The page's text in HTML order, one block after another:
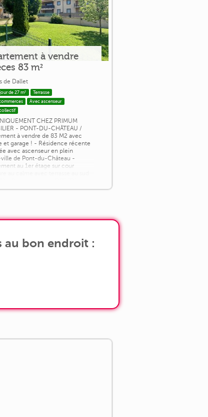
à vendre
83 m²
de Dallet
de 27 m²
Terrasse
Avec ascenseur
CHEZ PRIMUM
- PONT-DU-CHÂTEAU /
à vendre de 83 M2 avec
et garage ! - Résidence récente
avec ascenseur en plein
de Pont-du-Château -
au 1er étage sur cour
aménagée, séjour de 27 M2, 2
au bon endroit :